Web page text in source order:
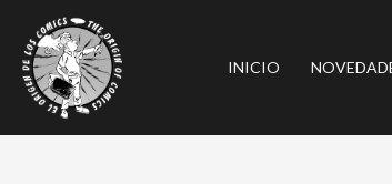
contenido
INICIO